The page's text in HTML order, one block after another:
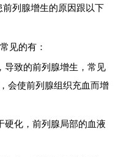
列腺增生的原因跟以下
见的有：
导致的前列腺增生，常见
会使前列腺组织充血而增
硬化，前列腺局部的血液